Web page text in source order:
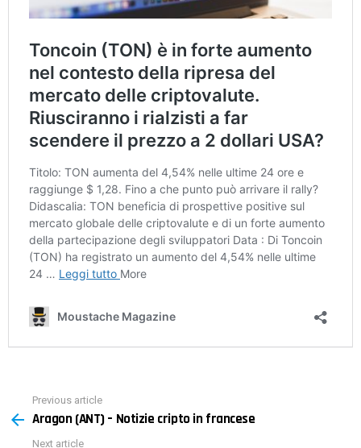
more
Previous article
Aragon (ANT) – Notizie cripto in francese
Next article